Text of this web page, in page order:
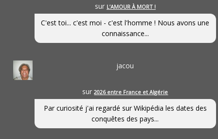
sur L’AMOUR À MORT !
C'est toi... c'est moi - c'est l'homme ! Nous avons une
connaissance...
jacou
sur2026 entre France et Algérie
Par curiosité j'ai regardé sur Wikipédia les dates des
conquêtes des pays...